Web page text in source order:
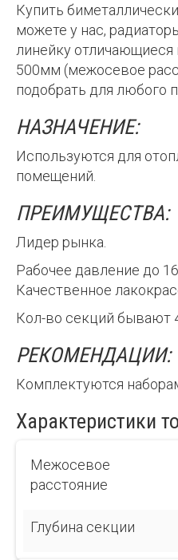
Купить
можете у нас,
линейку
500мм (межосевое
подобрать для любого
НАЗНАЧЕНИЕ:
Используются для
помещений.
ПРЕИМУЩЕСТВА:
Лидер рынка.
Рабочее давление до 16
Качественное
Кол-во секций бывают
РЕКОМЕНДАЦИИ:
Комплектуются
Характеристики
Межосевое
расстояние
Глубина секции